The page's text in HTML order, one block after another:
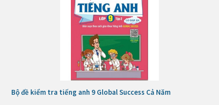
Bộ đề kiểm tra tiếng anh 9 Global Success Cả Năm